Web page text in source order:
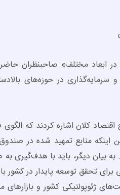
ابعاد مختلف» صاحبنظران
در حوزه‌های
کلان اشاره کردند که الگوی
اینکه منابع تمهید شده در
بیان دیگر، باید با هدف‌گیری
تحقق توسعه پایدار در کشور
ژئوپولتیکی کشور و